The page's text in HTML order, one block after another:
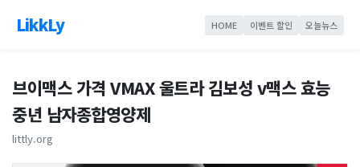
LikkLy HOME 이벤트 할인 오늘뉴스
브이맥스 가격 VMAX 울트라 김보성 v맥스 효능
중년 남자종합영양제
littly.org